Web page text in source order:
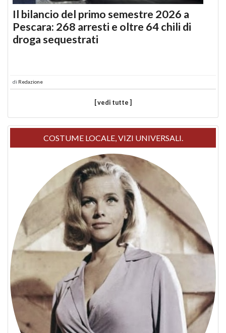
Il bilancio del primo semestre 2026 a
Pescara: 268 arresti e oltre 64 chili di
droga sequestrati
di Redazione
[ vedi tutte ]
COSTUME LOCALE, VIZI UNIVERSALI.